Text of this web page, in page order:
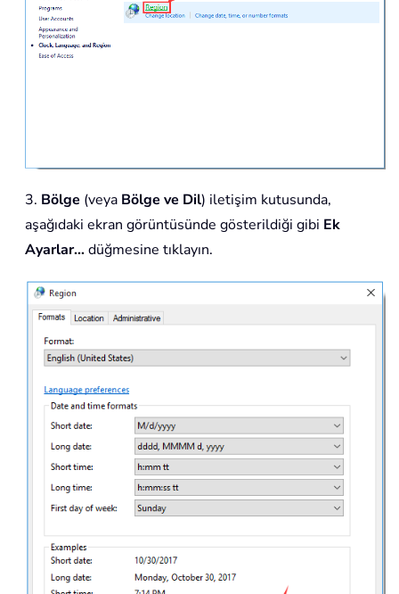
3. Bölge (veya Bölge ve Dil) iletişim kutusunda,
aşağıdaki ekran görüntüsünde gösterildiği gibi Ek
Ayarlar… düğmesine tıklayın.